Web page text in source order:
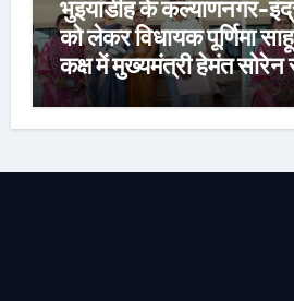
भुइयांडीह के कल्याणनगर-
को लेकर विधायक पूर्णिमा
कक्ष में मुख्यमंत्री हेमंत
कार्रवाई स्थगित करने व
बस्तीवासी भी रहे मौजूद